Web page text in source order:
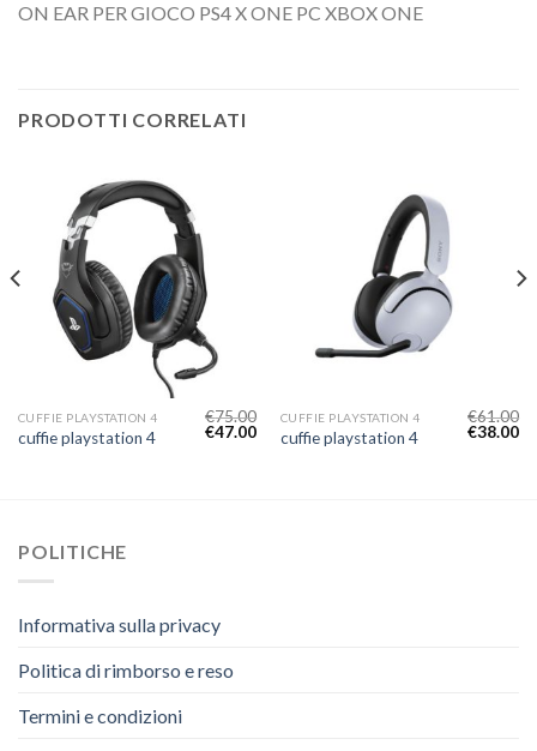
ON EAR PER GIOCO PS4 X ONE PC XBOX ONE
PRODOTTI CORRELATI
CUFFIE PLAYSTATION 4
cuffie playstation 4
€75.00
€47.00
CUFFIE PLAYSTATION 4
cuffie playstation 4
€61.00
€38.00
POLITICHE
Informativa sulla privacy
Politica di rimborso e reso
Termini e condizioni